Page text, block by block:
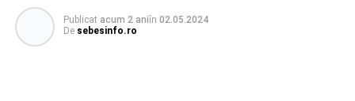
Publicat acum 2 aniîn 02.05.2024
De sebesinfo.ro